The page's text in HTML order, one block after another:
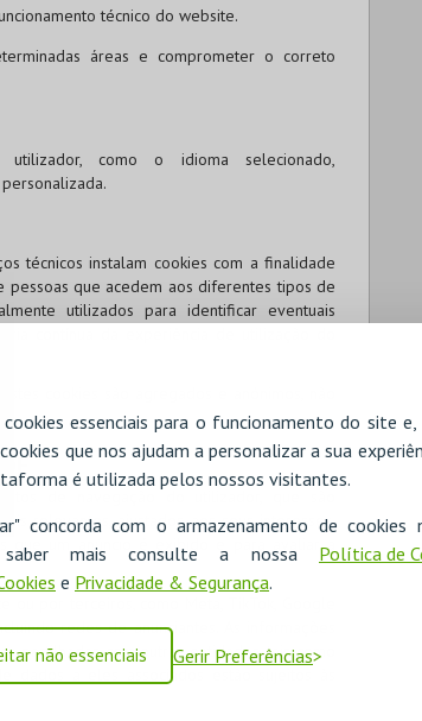
essenciais para o funcionamento do site
que nos ajudam a personalizar a sua
é utilizada pelos nossos visitantes.
concorda com o armazenamento de cookies
saber mais consulte a nossa Política de
e Privacidade & Segurança.
não essenciais Gerir Preferências
técnico do website.
áreas e comprometer o correto
utilizador, como o idioma selecionado,
técnicos instalam cookies com a finalidade
que acedem aos diferentes tipos de
utilizados para identificar eventuais
contínua da experiência de utilização do
cookies são agregados e anónimos, não
de navegação do utilizador, que são
relevantes, ajustados aos seus interesses.
que um anúncio é exibido e para avaliar a
por terceiros, como Meta, TikTok, Google
redes de anunciantes. As informações
com outras entidades, tais como
dados a eles associados estão sujeitos às